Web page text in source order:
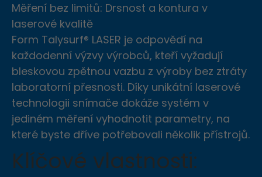
Měření bez limitů: Drsnost a kontura v
laserové kvalitě
Form Talysurf® LASER je odpovědí na
každodenní výzvy výrobců, kteří vyžadují
bleskovou zpětnou vazbu z výroby bez ztráty
laboratorní přesnosti. Díky unikátní laserové
technologii snímače dokáže systém v
jediném měření vyhodnotit parametry, na
které byste dříve potřebovali několik přístrojů.
Klíčové vlastnosti:
Používáte adBlock!
Bohužel používáte
a náš portál je založený na
příjmech z reklamy
Prosíme aby jste vypnuli
reklam.
ANO, VYPNU. NE, NEVYPNU
Děkujeme za
v nejbližší době se Vám ozveme.
Přejeme pěkný den
příjmení
Email
Heslo
Heslo
znovu
Registrace
úspěšně
Registrace proběhla úspěšně
Nyní se můžete přihlásit
@
ZAPOMENUTÉ HESLO
Přihlášení se
Bohužel zadané přihlašovací
údaje se neshodují